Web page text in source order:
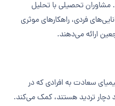
تحصیلی با تحلیل
فردی، راهکارهای موثری
ارائه می‌دهند.
سعادت به افرادی که در
دچار تردید هستند، کمک می‌کند.